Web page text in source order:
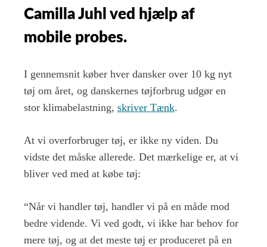
Camilla Juhl ved hjælp af
mobile probes.
I gennemsnit køber hver dansker over 10 kg nyt
tøj om året, og danskernes tøjforbrug udgør en
stor klimabelastning, skriver Tænk.
At vi overforbruger tøj, er ikke ny viden. Du
vidste det måske allerede. Det mærkelige er, at vi
bliver ved med at købe tøj:
“Når vi handler tøj, handler vi på en måde mod
bedre vidende. Vi ved godt, vi ikke har behov for
mere tøj, og at det meste tøj er produceret på en